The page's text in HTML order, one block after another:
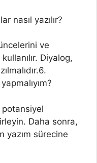
nasıl yazılır?
ve
Diyalog,
potansiyel
Daha sonra,
yazım sürecine